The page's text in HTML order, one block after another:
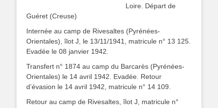
Loire. Départ de
Guéret (Creuse)
Internée au camp de Rivesaltes (Pyrénées-
Orientales), îlot J, le 13/11/1941, matricule n° 13 125.
Evadée le 08 janvier 1942.
Transfert n° 1874 au camp du Barcarès (Pyrénées-
Orientales) le 14 avril 1942. Evadée. Retour
d’évasion le 14 avril 1942, matricule n° 14 109.
Retour au camp de Rivesaltes, îlot J, matricule n°